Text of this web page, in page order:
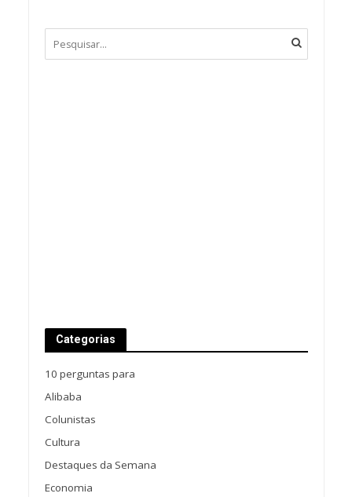
Categorias
10 perguntas para
Alibaba
Colunistas
Cultura
Destaques da Semana
Economia